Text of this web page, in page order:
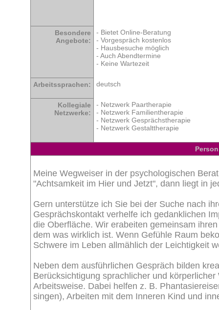
Besondere
Angebote:
- Bietet Online-Beratung
- Vorgespräch kostenlos
- Hausbesuche möglich
- Auch Abendtermine
- Keine Wartezeit
Arbeitssprachen: deutsch
Kollegiale
Netzwerke:
- Netzwerk Paartherapie
- Netzwerk Familientherapie
- Netzwerk Gesprächstherapie
- Netzwerk Gestalttherapie
Meine Wegweiser in der psychologischen
"Achtsamkeit im Hier und Jetzt", dann liegt in
Gern unterstütze ich Sie bei der Suche nach
Gesprächskontakt verhelfe ich gedanklichen
die Oberfläche. Wir erabeiten gemeinsam
dem was wirklich ist. Wenn Gefühle Raum
Schwere im Leben allmählich der Leichtigkeit
Neben dem ausführlichen Gespräch bilden
Berücksichtigung sprachlicher und
Arbeitsweise. Dabei helfen z. B.
singen), Arbeiten mit dem Inneren Kind und